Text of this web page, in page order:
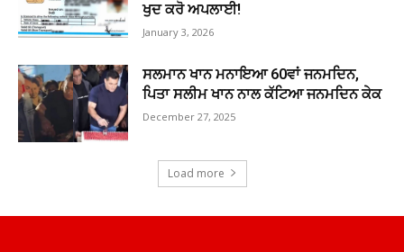
ਖੁਦ ਕਰੋ ਅਪਲਾਈ!
January 3, 2026
ਸਲਮਾਨ ਖਾਨ ਮਨਾਇਆ 60ਵਾਂ ਜਨਮਦਿਨ,
ਪਿਤਾ ਸਲੀਮ ਖਾਨ ਨਾਲ ਕੱਟਿਆ ਜਨਮਦਿਨ ਕੇਕ
December 27, 2025
Load more